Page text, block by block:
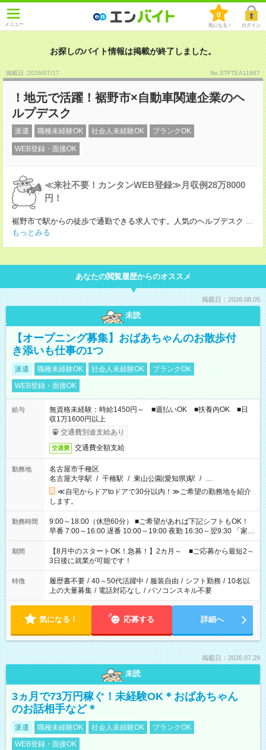
メニュー
0
気になる！ ログイン
お探しのバイト情報は掲載が終了しました。
掲載日 :2026/07/17 No.STFTEA11867
！地元で活躍！裾野市×自動車関連企業のヘ
ルプデスク
派遣 職種未経験OK 社会人未経験OK ブランクOK
WEB登録・面接OK
≪来社不要！カンタンWEB登録≫月収例28万8000
円！
裾野市で駅からの徒歩で通勤できる求人です。人気のヘルプデスク ...
もっとみる
あなたの閲覧履歴からのオススメ
掲載日：2026.08.05
未読
【オープニング募集】おばあちゃんのお散歩付
き添いも仕事の1つ
派遣 職種未経験OK 社会人未経験OK
ブランクOK
WEB登録・面接OK
給与
無資格未経験：時給1450円～ ■週払いOK ■扶養内OK ■日
収1万1600円以上
交通費別途支給あり
交通費 交通費全額支給
勤務地
名古屋市千種区
名古屋大学駅 / 千種駅 / 東山公園(愛知県)駅 / …
≪自宅からドアtoドアで30分以内！≫ご希望の勤務地を紹介
します。
勤務時間
9:00～18:00（休憩60分） ■ご希望があれば下記シフトもOK！
早番 7:00～16:00 遅番 10:00～19:00 夜勤 16:30～翌9:30 「家族
と休みを合わせたい」 「余裕を持って夕飯の準備がしたい」
「できれば残業はしたくない」 など、ご希望を教えてください
ね。 ※Wワーク希望の方へ 今ご覧のお仕事で希望する勤務時間
と、もう1つのお仕事の勤務時間。 合計で週40時間を超える場
合は応募できません。
期間
【8月中のスタートOK！急募！】2カ月～ ■ご応募から最短2～
3日後に就業が可能です！
特徴 履歴書不要 / 40～50代活躍中 / 服装自由 / シフト勤務 / 10名以
上の大量募集 / 電話対応なし / パソコンスキル不要
気になる！ 応募する 詳細へ
掲載日：2026.07.29
未読
3ヵ月で73万円稼ぐ！未経験OK＊おばあちゃん
のお話相手など＊
派遣 職種未経験OK 社会人未経験OK
ブランクOK
WEB登録・面接OK